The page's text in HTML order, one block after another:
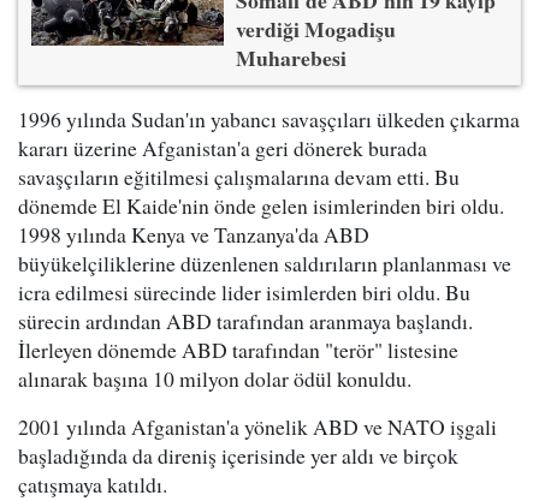
verdiği Mogadişu
Muharebesi
1996 yılında Sudan'ın yabancı savaşçıları ülkeden çıkarma
kararı üzerine Afganistan'a geri dönerek burada
savaşçıların eğitilmesi çalışmalarına devam etti. Bu
dönemde El Kaide'nin önde gelen isimlerinden biri oldu.
1998 yılında Kenya ve Tanzanya'da ABD
büyükelçiliklerine düzenlenen saldırıların planlanması ve
icra edilmesi sürecinde lider isimlerden biri oldu. Bu
sürecin ardından ABD tarafından aranmaya başlandı.
İlerleyen dönemde ABD tarafından "terör" listesine
alınarak başına 10 milyon dolar ödül konuldu.
2001 yılında Afganistan'a yönelik ABD ve NATO işgali
başladığında da direniş içerisinde yer aldı ve birçok
çatışmaya katıldı.